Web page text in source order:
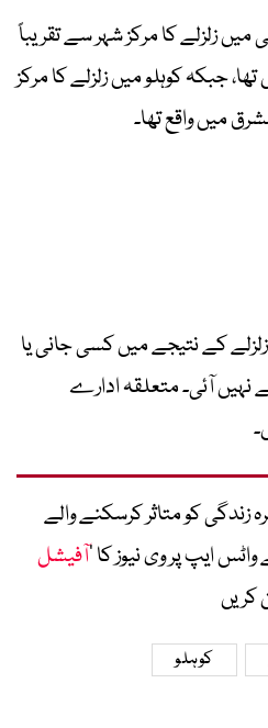
میں زلزلے کا مرکز شہر سے تقریباً
جبکہ کوہلو میں زلزلے کا مرکز
کے نتیجے میں کسی جانی یا
آئی۔ متعلقہ ادارے
زندگی کو متاثر کرسکنے والے
ایپ پر وی نیوز کا ’آفیشل
کریں
کوہلو